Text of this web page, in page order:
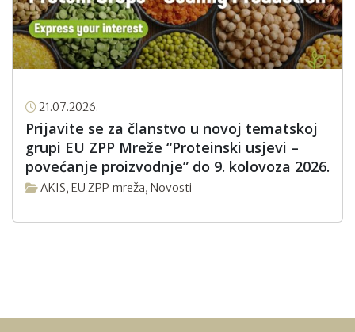
21.07.2026.
Prijavite se za članstvo u novoj tematskoj
grupi EU ZPP Mreže “Proteinski usjevi –
povećanje proizvodnje” do 9. kolovoza 2026.
AKIS, EU ZPP mreža, Novosti